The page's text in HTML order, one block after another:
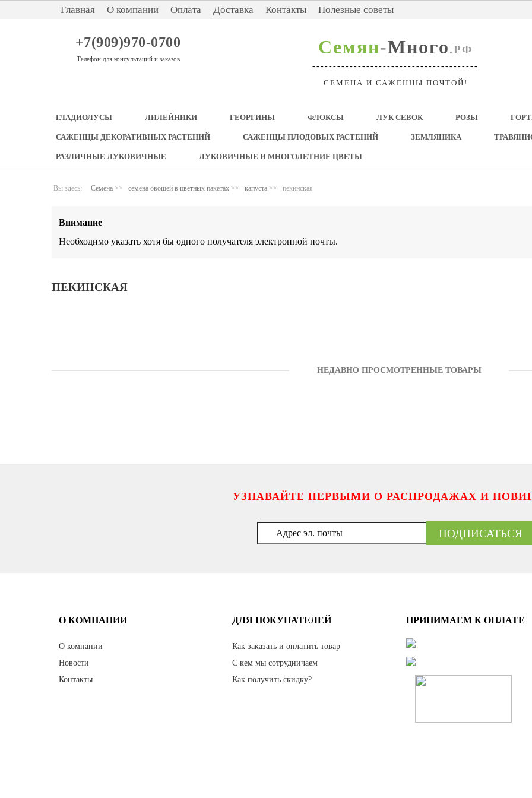
Главная О компании Оплата Доставка Контакты Полезные советы
+7(909)970-0700
Телефон для консультаций и заказов
Семян-Много.РФ
----------------------------------------
СЕМЕНА И САЖЕНЦЫ ПОЧТОЙ!
ГЛАДИОЛУСЫ ЛИЛЕЙНИКИ ГЕОРГИНЫ ФЛОКСЫ ЛУК СЕВОК РОЗЫ
САЖЕНЦЫ ДЕКОРАТИВНЫХ РАСТЕНИЙ САЖЕНЦЫ ПЛОДОВЫХ РАСТЕНИЙ ЗЕМЛЯНИКА
РАЗЛИЧНЫЕ ЛУКОВИЧНЫЕ ЛУКОВИЧНЫЕ И МНОГОЛЕТНИЕ ЦВЕТЫ
Вы здесь: Семена >> семена овощей в цветных пакетах >> капуста >> пекинская
Внимание
Необходимо указать хотя бы одного получателя электронной почты.
ПЕКИНСКАЯ
НЕДАВНО ПРОСМОТРЕННЫЕ ТОВАРЫ
УЗНАВАЙТЕ ПЕРВЫМИ О РАСПРОДАЖАХ И
О КОМПАНИИ
О компании
Новости
Контакты
ДЛЯ ПОКУПАТЕЛЕЙ
Как заказать и оплатить товар
С кем мы сотрудничаем
Как получить скидку?
ПРИНИМАЕМ К ОПЛАТЕ